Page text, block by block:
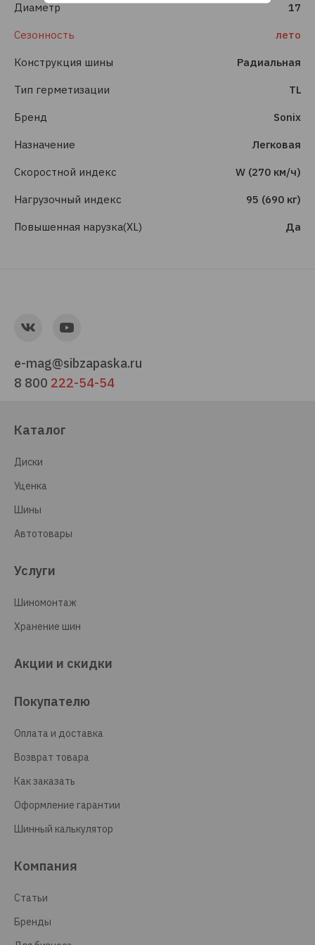
Диаметр 17
Сезонность лето
Конструкция шины Радиальная
Тип герметизации TL
Бренд Sonix
Назначение Легковая
Скоростной индекс W (270 км/ч)
Нагрузочный индекс 95 (690 кг)
Повышенная нарузка(XL) Да
e-mag@sibzapaska.ru
8 800 222-54-54
Каталог
Диски
Уценка
Шины
Автотовары
Услуги
Шиномонтаж
Хранение шин
Акции и скидки
Покупателю
Оплата и доставка
Возврат товара
Как заказать
Оформление гарантии
Шинный калькулятор
Компания
Статьи
Бренды